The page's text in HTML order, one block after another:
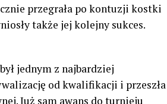
przegrała po kontuzji kostki
także jej kolejny sukces.
jednym z najbardziej
od kwalifikacji i przeszła
Już sam awans do turnieju